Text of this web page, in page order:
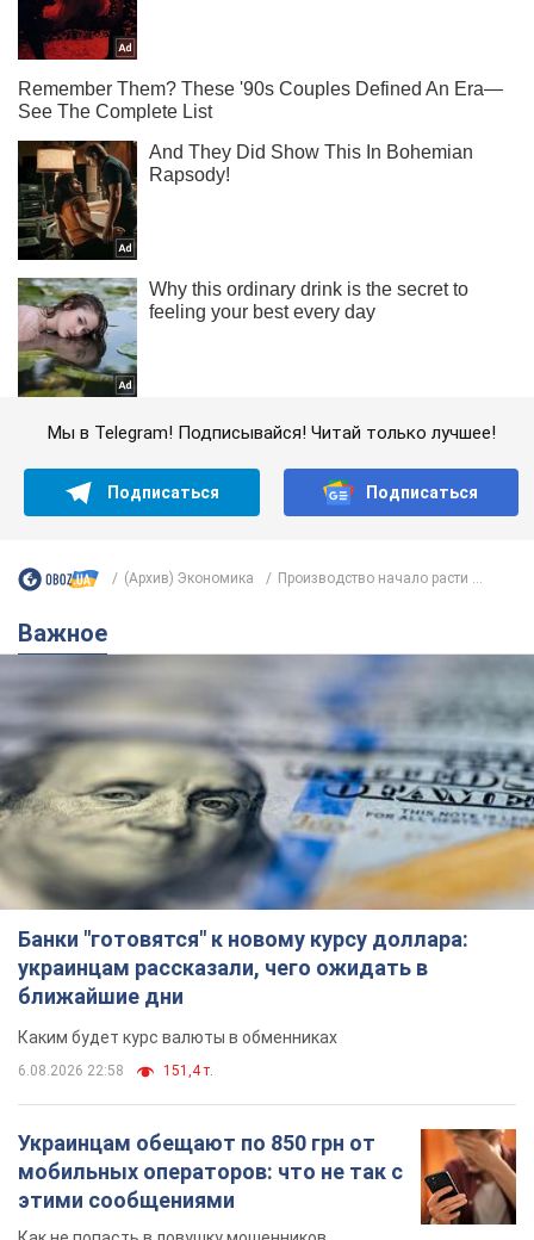
Мы в Telegram! Подписывайся! Читай только лучшее!
Подписаться Подписаться
(Архив) Экономика Производство начало расти ...
Важное
Банки "готовятся" к новому курсу доллара:
украинцам рассказали, чего ожидать в
ближайшие дни
Каким будет курс валюты в обменниках
6.08.2026 22:58 151,4 т.
Украинцам обещают по 850 грн от
мобильных операторов: что не так с
этими сообщениями